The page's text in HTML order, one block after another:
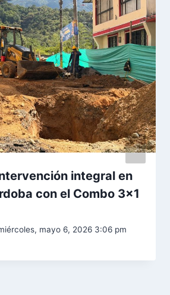
integral en
con el Combo 3×1
mayo 6, 2026 3:06 pm